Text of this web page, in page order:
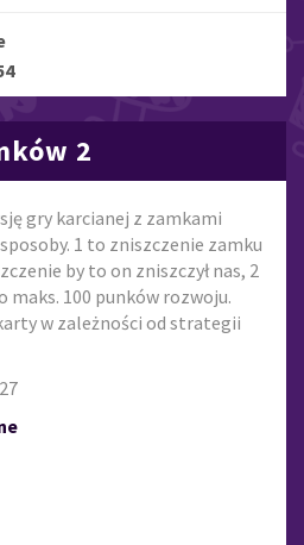
2
gry karcianej z zamkami
1 to zniszczenie zamku
by to on zniszczył nas, 2
maks. 100 punków rozwoju.
w zależności od strategii